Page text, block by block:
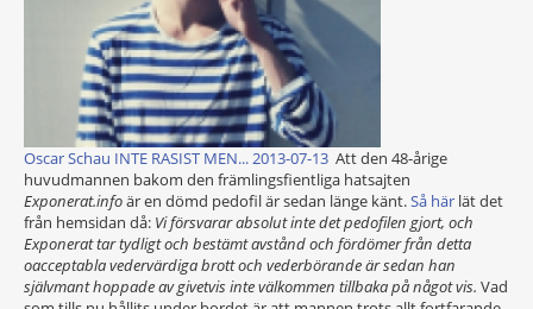
Oscar Schau INTE RASIST MEN... 2013-07-13 Att den 48-årige
huvudmannen bakom den främlingsfientliga hatsajten
Exponerat.infoär en dömd pedofil är sedan länge känt.Så här lät det
från hemsidan då: Vi försvarar absolut inte det pedofilen gjort, och
Exponerat tar tydligt och bestämt avstånd och fördömer från detta
oacceptabla vedervärdiga brott och vederbörande är sedan han
självmant hoppade av givetvis inte välkommen tillbaka på något vis. Vad